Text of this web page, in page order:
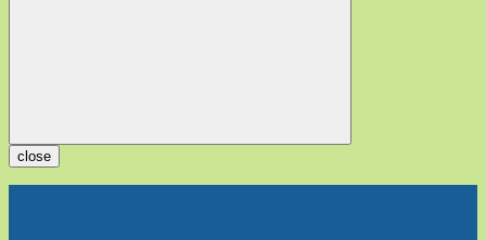
close